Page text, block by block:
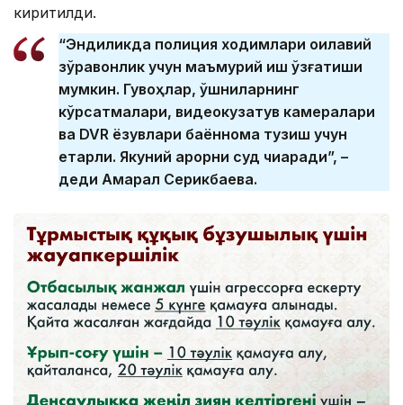
киритилди.
“Эндиликда полиция ходимлари оилавий
зўравонлик учун маъмурий иш қўзғатиши
мумкин. Гувоҳлар, қўшниларнинг
кўрсатмалари, видеокузатув камералари
ва DVR ёзувлари баённома тузиш учун
етарли. Якуний қарорни суд чиқаради”, –
деди Ақмарал Серикбаева.